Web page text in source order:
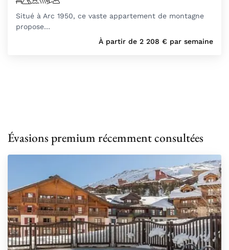
Situé à Arc 1950, ce vaste appartement de montagne
propose…
À partir de 2 208 € par semaine
Évasions premium récemment consultées